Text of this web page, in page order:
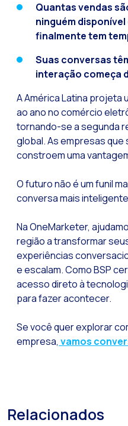
Quantas vendas
ninguém
finalmente tem
Suas conversas
interação começa
A América Latina projeta
ao ano no comércio
tornando-se a segunda
global. As empresas que
constroem uma
O futuro não é um funil
conversa mais
Na OneMarketer,
região a transformar
experiências
e escalam. Como BSP
acesso direto à
para fazer acontecer.
Se você quer explorar
empresa, vamos
Relacionados